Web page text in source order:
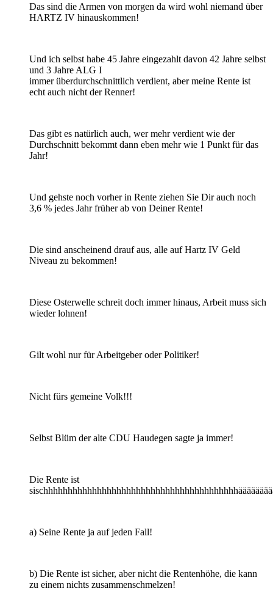
Das sind die Armen von morgen da wird wohl niemand über
HARTZ IV hinauskommen!
Und ich selbst habe 45 Jahre eingezahlt davon 42 Jahre selbst
und 3 Jahre ALG I
immer überdurchschnittlich verdient, aber meine Rente ist
echt auch nicht der Renner!
Das gibt es natürlich auch, wer mehr verdient wie der
Durchschnitt bekommt dann eben mehr wie 1 Punkt für das
Jahr!
Und gehste noch vorher in Rente ziehen Sie Dir auch noch
3,6 % jedes Jahr früher ab von Deiner Rente!
Die sind anscheinend drauf aus, alle auf Hartz IV Geld
Niveau zu bekommen!
Diese Osterwelle schreit doch immer hinaus, Arbeit muss sich
wieder lohnen!
Gilt wohl nur für Arbeitgeber oder Politiker!
Nicht fürs gemeine Volk!!!
Selbst Blüm der alte CDU Haudegen sagte ja immer!
Die Rente ist
a) Seine Rente ja auf jeden Fall!
b) Die Rente ist sicher, aber nicht die Rentenhöhe, die kann
zu einem nichts zusammenschmelzen!